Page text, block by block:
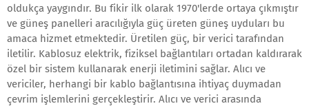
oldukça yaygındır. Bu fikir ilk olarak 1970'lerde ortaya çıkmıştır
ve güneş panelleri aracılığıyla güç üreten güneş uyduları bu
amaca hizmet etmektedir. Üretilen güç, bir verici tarafından
iletilir. Kablosuz elektrik, fiziksel bağlantıları ortadan kaldırarak
özel bir sistem kullanarak enerji iletimini sağlar. Alıcı ve
vericiler, herhangi bir kablo bağlantısına ihtiyaç duymadan
çevrim işlemlerini gerçekleştirir. Alıcı ve verici arasında